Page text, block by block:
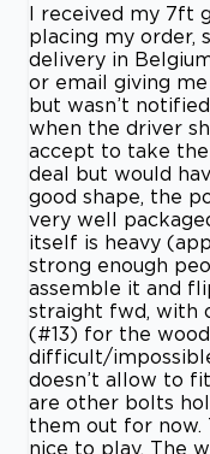
I received my 7ft
placing my order,
delivery in
or email giving
but wasn’t
when the driver
accept to take
deal but would
good shape, the
very well
itself is heavy
strong enough
assemble it and
straight fwd, with
(#13) for the
difficult/
doesn’t allow to
are other bolts
them out for now.
nice to play. The